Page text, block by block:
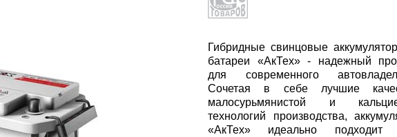
Гибридные свинцовые
батареи «АкТех» - надежный
для современного
Сочетая в себе лучшие
малосурьмянистой и
технологий производства,
«АкТех» идеально подходит